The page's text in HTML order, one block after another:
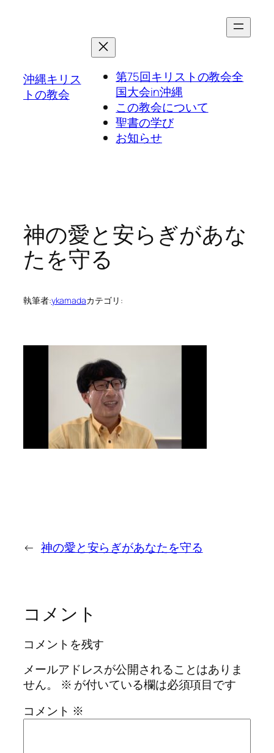
沖縄キリス
トの教会
第75回キリストの教会全
国大会in沖縄
この教会について
聖書の学び
お知らせ
神の愛と安らぎがあな
たを守る
執筆者:ykamadaカテゴリ:
← 神の愛と安らぎがあなたを守る
コメント
コメントを残す
メールアドレスが公開されることはありま
せん。
※ が付いている欄は必須項目です
コメント ※